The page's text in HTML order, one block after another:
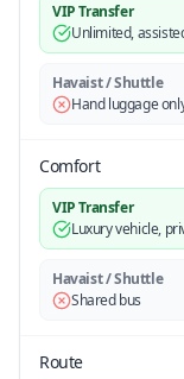
VIP Transfer
Unlimited,
Havaist / Shuttle
Hand luggage
Comfort
VIP Transfer
Luxury vehicle,
Havaist / Shuttle
Shared bus
Route